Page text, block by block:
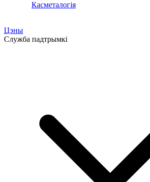
Касметалогія
Цэны
Служба падтрымкі